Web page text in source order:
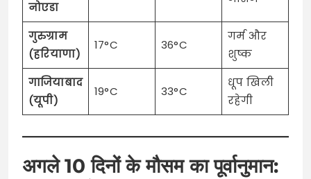
नोएडा
गुरुग्राम
(हरियाणा)
17°C 36°C
गर्म और
शुष्क
गाजियाबाद
(यूपी)
19°C 33°C
धूप खिली
रहेगी
अगले 10 दिनों के मौसम का पूर्वानुमान: